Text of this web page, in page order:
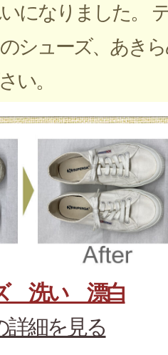
になりました。
シューズ、あき
い。
洗い 漂白
詳細を見る